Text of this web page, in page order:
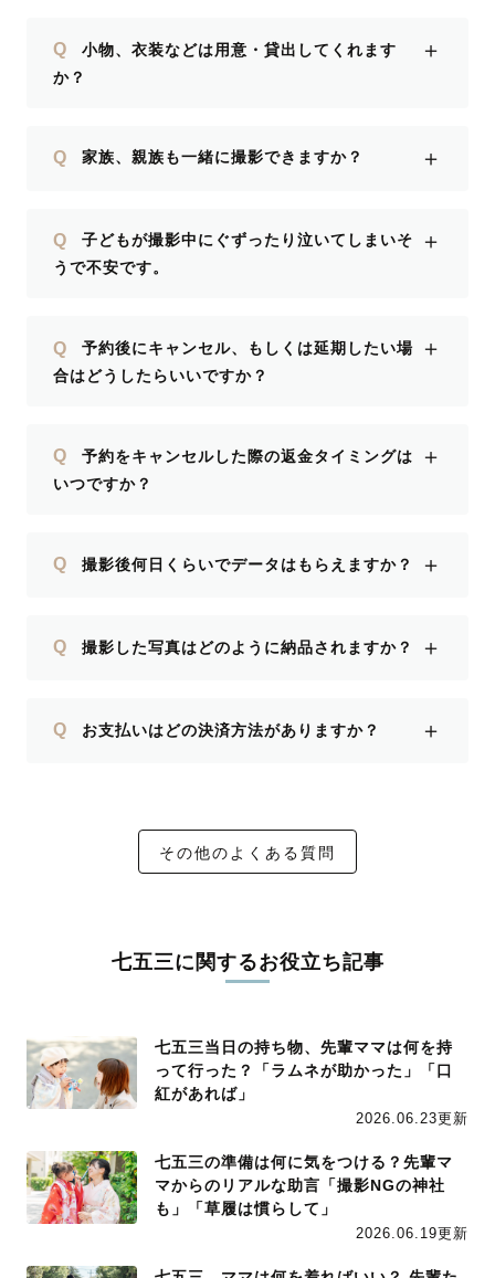
Q
小物、衣装などは用意・貸出してくれます
か？
＋
Q 家族、親族も一緒に撮影できますか？ ＋
Q
子どもが撮影中にぐずったり泣いてしまいそ
うで不安です。
＋
Q
予約後にキャンセル、もしくは延期したい場
合はどうしたらいいですか？
＋
Q
予約をキャンセルした際の返金タイミングは
いつですか？
＋
Q 撮影後何日くらいでデータはもらえますか？ ＋
Q 撮影した写真はどのように納品されますか？ ＋
Q お支払いはどの決済方法がありますか？ ＋
その他のよくある質問
七五三に関するお役立ち記事
七五三当日の持ち物、先輩ママは何を持
って行った？「ラムネが助かった」「口
紅があれば」
2026.06.23更新
七五三の準備は何に気をつける？先輩マ
マからのリアルな助言「撮影NGの神社
も」「草履は慣らして」
2026.06.19更新